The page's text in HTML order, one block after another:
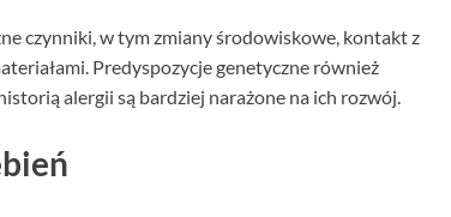
czynniki, w tym zmiany środowiskowe, kontakt z
Predyspozycje genetyczne również
alergii są bardziej narażone na ich rozwój.